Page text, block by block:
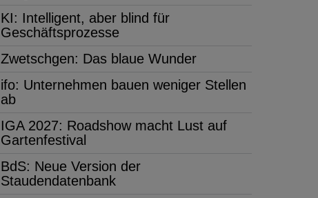
KI: Intelligent, aber blind für
Geschäftsprozesse
Zwetschgen: Das blaue Wunder
ifo: Unternehmen bauen weniger Stellen
ab
IGA 2027: Roadshow macht Lust auf
Gartenfestival
BdS: Neue Version der
Staudendatenbank